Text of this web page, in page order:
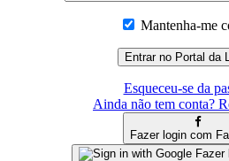
Mantenha-me
Esqueceu-se da
Ainda não tem conta?
Fazer login com
Fazer